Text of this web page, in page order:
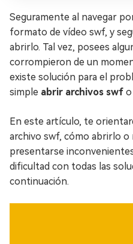
Seguramente al navegar
formato de vídeo swf, y
abrirlo. Tal vez, posees
corrompieron de un
existe solución para el
simple abrir archivos swf
En este artículo, te
archivo swf, cómo abrirlo o
presentarse
dificultad con todas las
continuación.